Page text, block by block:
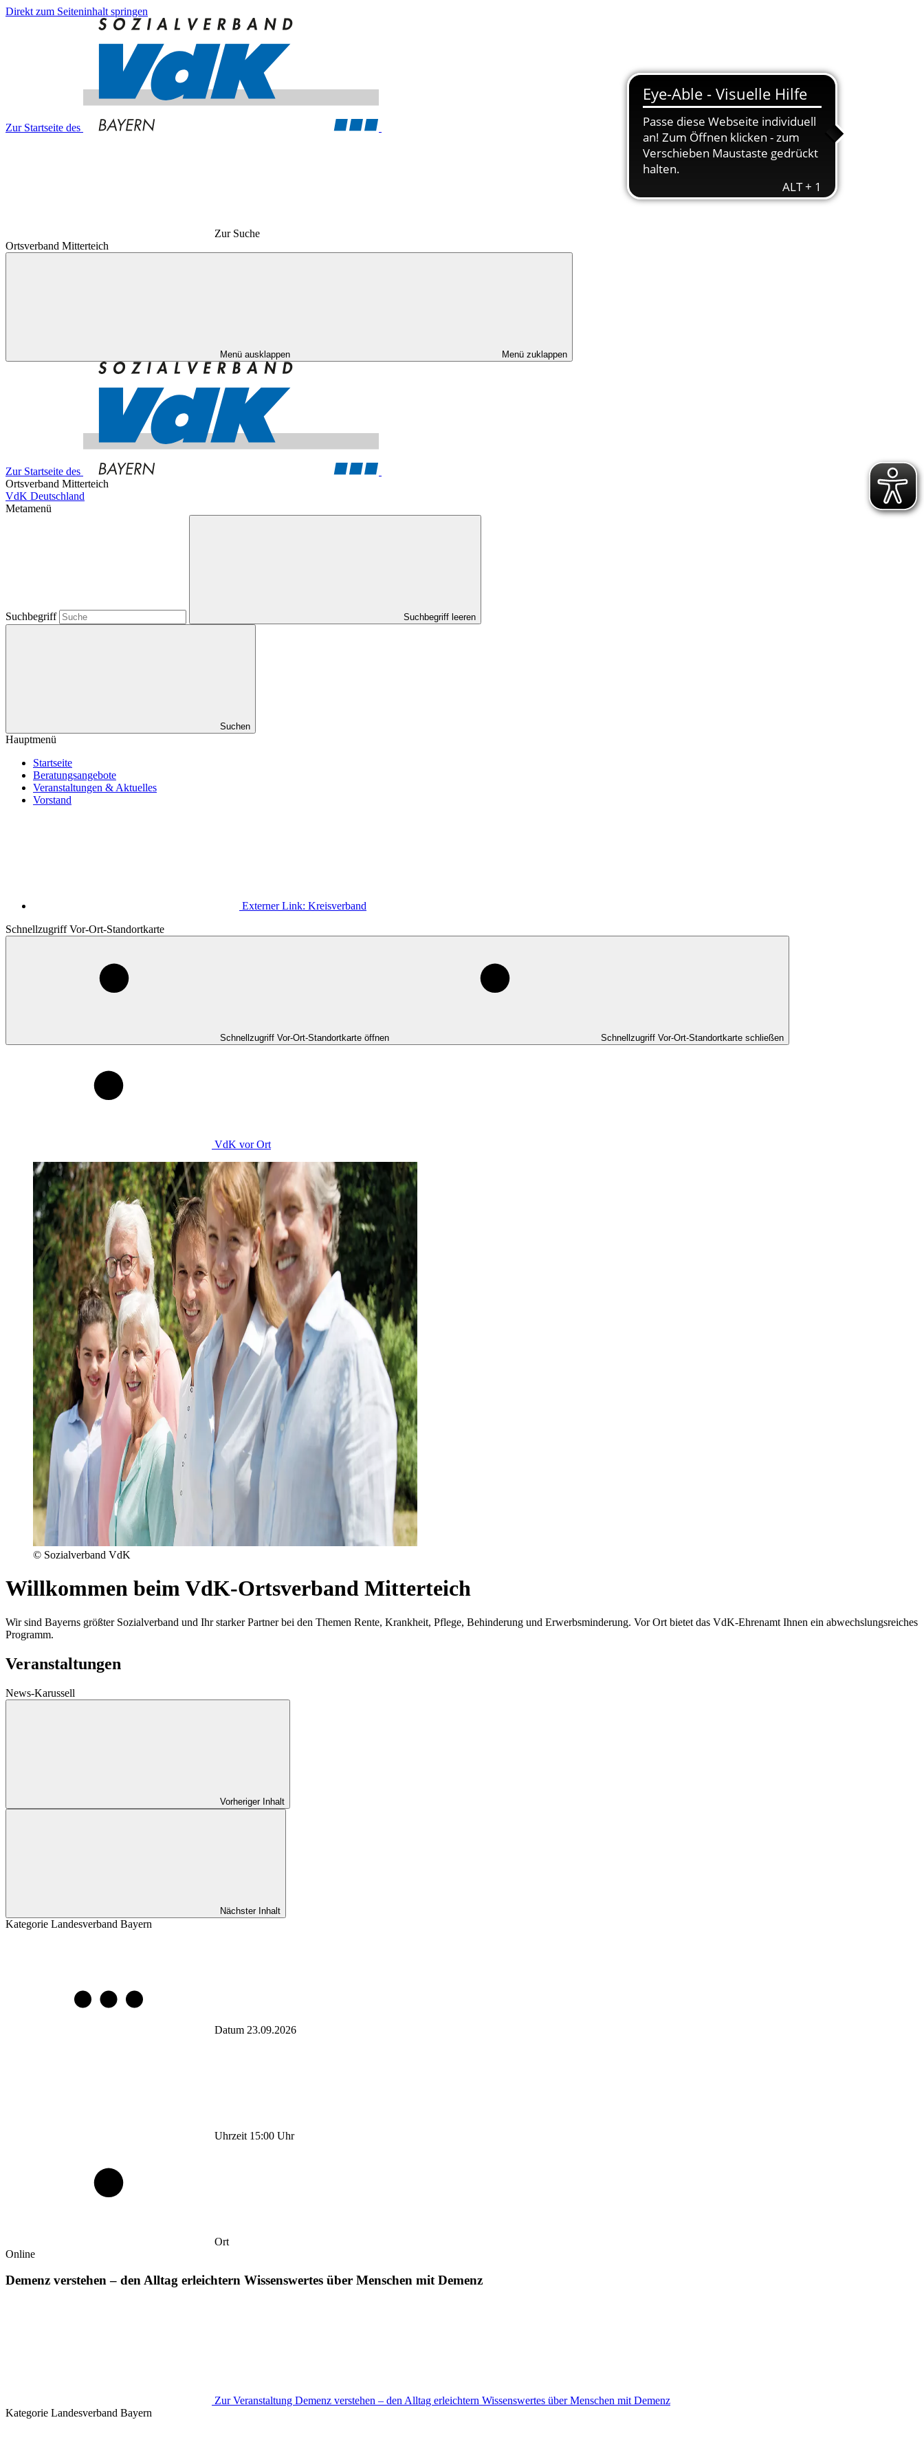
Direkt zum Seiteninhalt springen
Zur Startseite des
Zur Suche
Ortsverband Mitterteich
Menü ausklappen Menü zuklappen
Zur Startseite des
Ortsverband Mitterteich
VdK Deutschland
Metamenü
Suchbegriff Suchbegriff leeren
Suchen
Hauptmenü
Startseite
Beratungsangebote
Veranstaltungen & Aktuelles
Vorstand
Externer Link: Kreisverband
Schnellzugriff Vor-Ort-Standortkarte
Schnellzugriff Vor-Ort-Standortkarte öffnen Schnellzugriff Vor-Ort-Standortkarte schließen
VdK vor Ort
© Sozialverband VdK
Willkommen beim VdK-Ortsverband Mitterteich
Wir sind Bayerns größter Sozialverband und Ihr starker Partner bei den Themen Rente, Krankheit, Pflege, Behinderung und Erwerbsminderung. Vor Ort bietet das VdK-Ehrenamt Ihnen ein abwechslungsreiches
Programm.
Veranstaltungen
News-Karussell
Vorheriger Inhalt
Nächster Inhalt
Kategorie Landesverband Bayern
Datum 23.09.2026
Uhrzeit 15:00 Uhr
Ort
Online
Demenz verstehen – den Alltag erleichtern Wissenswertes über Menschen mit Demenz
Zur Veranstaltung Demenz verstehen – den Alltag erleichtern Wissenswertes über Menschen mit Demenz
Kategorie Landesverband Bayern